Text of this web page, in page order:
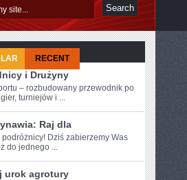
RECENT
i Drużyny
– rozbudowany przewodnik po
turniejów i ...
Raj dla
podróżnicy!​ Dziś zabierzemy Was
do ‍jednego ...
urok agrotury